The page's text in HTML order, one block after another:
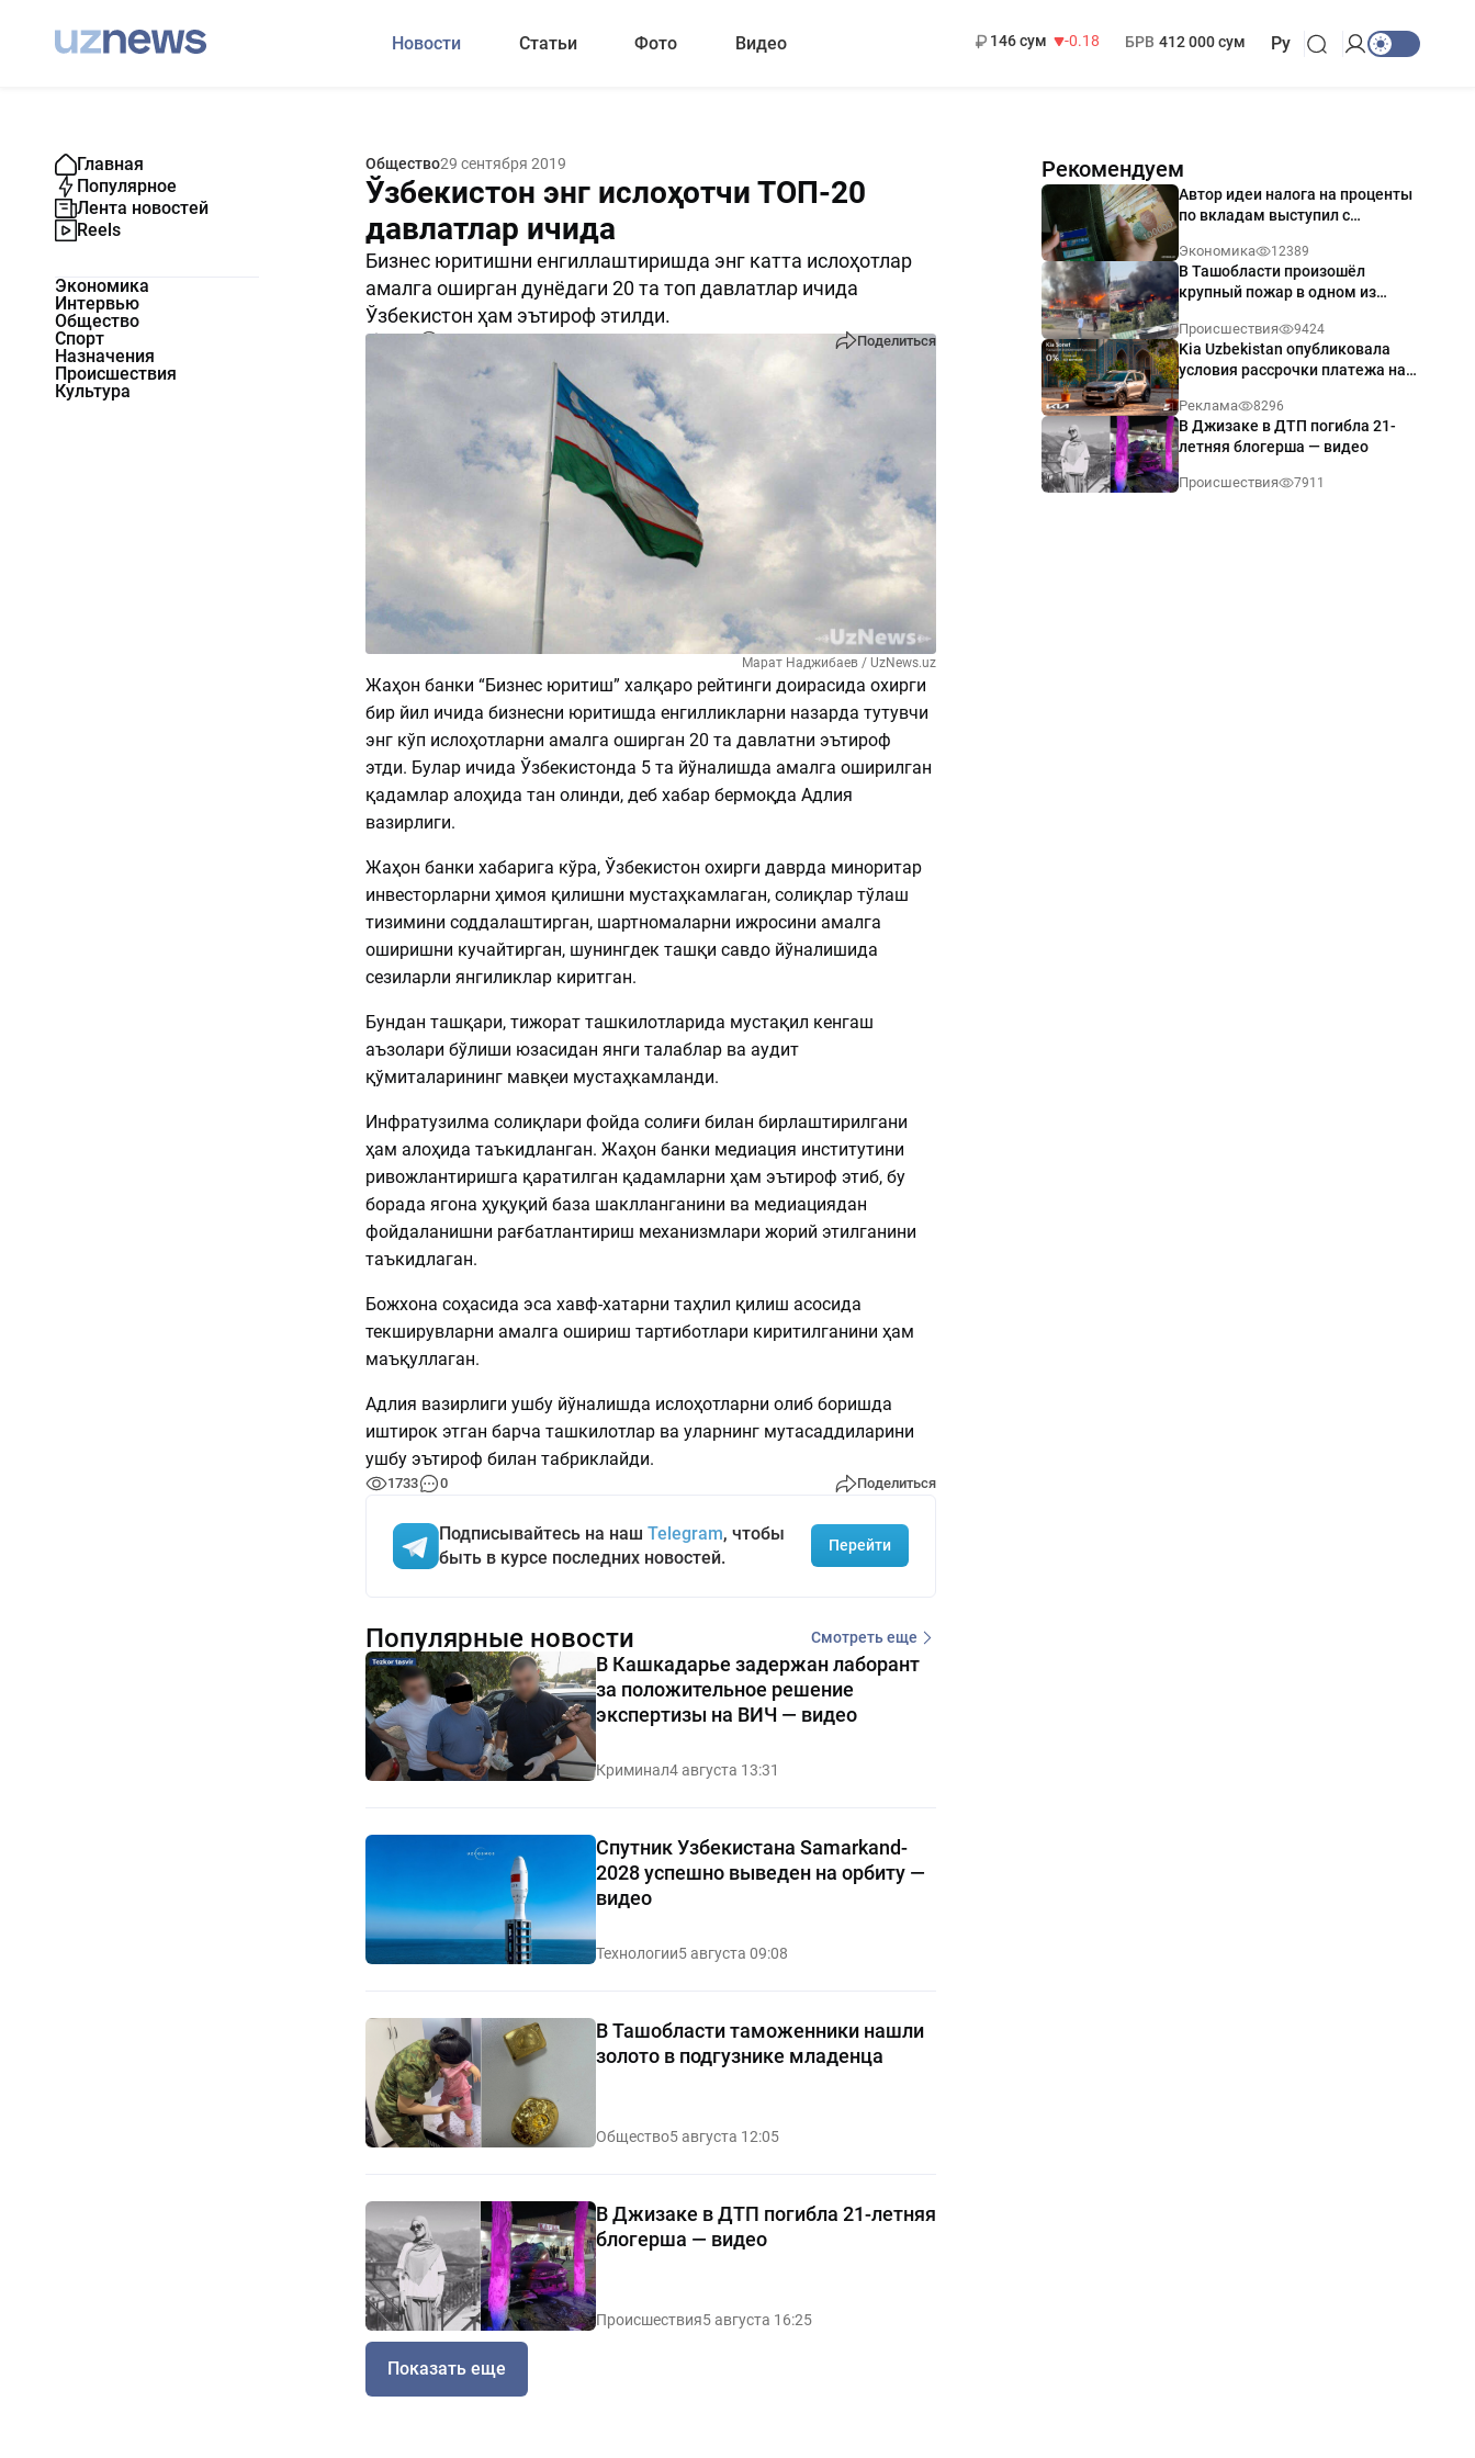
Новости Статьи Фото Видео
146 сум
-0.18
БРВ 412 000 сум Ру
Главная
Популярное
Лента новостей
Reels
Экономика
Интервью
Общество
Спорт
Назначения
Происшествия
Культура
Общество29 сентября 2019
Ўзбекистон энг ислоҳотчи ТОП-20
давлатлар ичида
Бизнес юритишни енгиллаштиришда энг катта ислоҳотлар
амалга оширган дунёдаги 20 та топ давлатлар ичида
Ўзбекистон ҳам эътироф этилди.
Поделиться
Марат Наджибаев / UzNews.uz
Жаҳон банки “Бизнес юритиш” халқаро рейтинги доирасида охирги
бир йил ичида бизнесни юритишда енгилликларни назарда тутувчи
энг кўп ислоҳотларни амалга оширган 20 та давлатни эътироф
этди. Булар ичида Ўзбекистонда 5 та йўналишда амалга оширилган
қадамлар алоҳида тан олинди, деб хабар бермоқда Адлия
вазирлиги.
Жаҳон банки хабарига кўра, Ўзбекистон охирги даврда миноритар
инвесторларни ҳимоя қилишни мустаҳкамлаган, солиқлар тўлаш
тизимини соддалаштирган, шартномаларни ижросини амалга
оширишни кучайтирган, шунингдек ташқи савдо йўналишида
сезиларли янгиликлар киритган.
Бундан ташқари, тижорат ташкилотларида мустақил кенгаш
аъзолари бўлиши юзасидан янги талаблар ва аудит
қўмиталарининг мавқеи мустаҳкамланди.
Инфратузилма солиқлари фойда солиғи билан бирлаштирилгани
ҳам алоҳида таъкидланган. Жаҳон банки медиация институтини
ривожлантиришга қаратилган қадамларни ҳам эътироф этиб, бу
борада ягона ҳуқуқий база шаклланганини ва медиациядан
фойдаланишни рағбатлантириш механизмлари жорий этилганини
таъкидлаган.
Божхона соҳасида эса хавф-хатарни таҳлил қилиш асосида
текширувларни амалга ошириш тартиботлари киритилганини ҳам
маъқуллаган.
Адлия вазирлиги ушбу йўналишда ислоҳотларни олиб боришда
иштирок этган барча ташкилотлар ва уларнинг мутасаддиларини
ушбу эътироф билан табриклайди.
1733 0 Поделиться
Подписывайтесь на наш Telegram, чтобы
быть в курсе последних новостей.
Перейти
Рекомендуем
Автор идеи налога на проценты
по вкладам выступил с
Экономика 12389
В Ташобласти произошёл
крупный пожар в одном из
Происшествия 9424
Kia Uzbekistan опубликовала
условия рассрочки платежа на
годовых
Реклама 8296
В Джизаке в ДТП погибла 21-
летняя блогерша — видео
Происшествия 7911
Популярные новости Смотреть еще
В Кашкадарье задержан лаборант
за положительное решение
экспертизы на ВИЧ — видео
Криминал4 августа 13:31
Спутник Узбекистана Samarkand-
2028 успешно выведен на орбиту —
видео
Технологии5 августа 09:08
В Ташобласти таможенники нашли
золото в подгузнике младенца
Общество5 августа 12:05
В Джизаке в ДТП погибла 21-летняя
блогерша — видео
Происшествия5 августа 16:25
Показать еще